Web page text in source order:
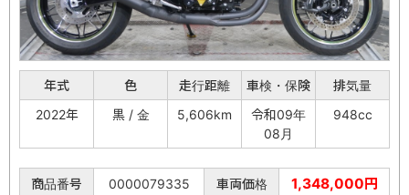
年式 色 走行距離 車検・保険
排気量
2022年
黒 / 金 5,606km
令和09年
08月
948cc
商品番号 0000079335 車両価格 1,348,000円